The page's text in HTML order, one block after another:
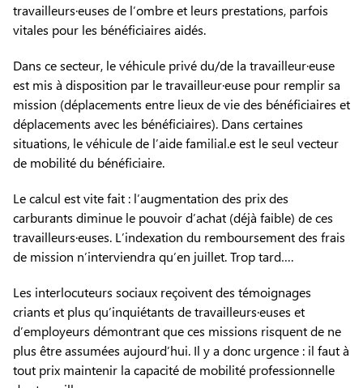
travailleurs·euses de l’ombre et leurs prestations, parfois
vitales pour les bénéficiaires aidés.
Dans ce secteur, le véhicule privé du/de la travailleur·euse
est mis à disposition par le travailleur·euse pour remplir sa
mission (déplacements entre lieux de vie des bénéficiaires et
déplacements avec les bénéficiaires). Dans certaines
situations, le véhicule de l’aide familial.e est le seul vecteur
de mobilité du bénéficiaire.
Le calcul est vite fait : l’augmentation des prix des
carburants diminue le pouvoir d’achat (déjà faible) de ces
travailleurs·euses. L’indexation du remboursement des frais
de mission n’interviendra qu’en juillet. Trop tard….
Les interlocuteurs sociaux reçoivent des témoignages
criants et plus qu’inquiétants de travailleurs·euses et
d’employeurs démontrant que ces missions risquent de ne
plus être assumées aujourd’hui. Il y a donc urgence : il faut à
tout prix maintenir la capacité de mobilité professionnelle